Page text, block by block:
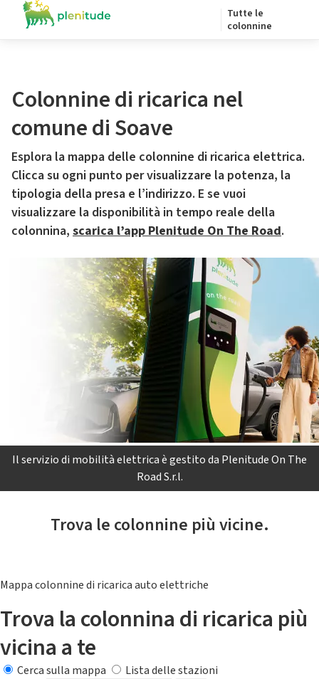
Tutte le
colonnine
Colonnine di ricarica nel
comune di Soave
Esplora la mappa delle colonnine di ricarica elettrica.
Clicca su ogni punto per visualizzare la potenza, la
tipologia della presa e l’indirizzo. E se vuoi
visualizzare la disponibilità in tempo reale della
colonnina, scarica l’app Plenitude On The Road.
Il servizio di mobilità elettrica è gestito da Plenitude On The
Road S.r.l.
Trova le colonnine più vicine.
Mappa colonnine di ricarica auto elettriche
Trova la colonnina di ricarica più
vicina a te
Cerca sulla mappa
Lista delle stazioni